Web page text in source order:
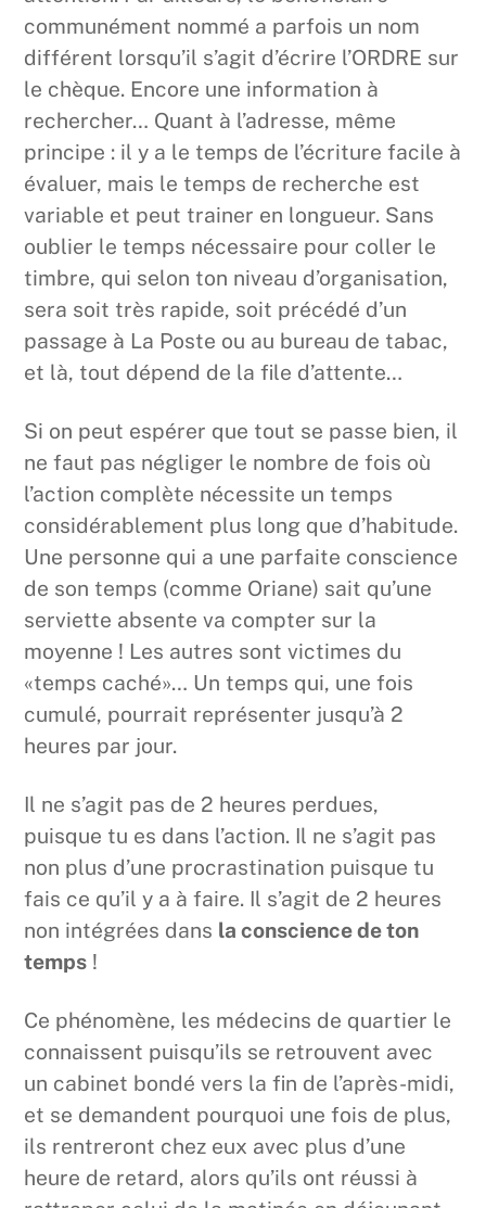
communément nommé a parfois un nom
différent lorsqu’il s’agit d’écrire l’ORDRE sur
le chèque. Encore une information à
rechercher… Quant à l’adresse, même
principe : il y a le temps de l’écriture facile à
évaluer, mais le temps de recherche est
variable et peut trainer en longueur. Sans
oublier le temps nécessaire pour coller le
timbre, qui selon ton niveau d’organisation,
sera soit très rapide, soit précédé d’un
passage à La Poste ou au bureau de tabac,
et là, tout dépend de la file d’attente…
Si on peut espérer que tout se passe bien, il
ne faut pas négliger le nombre de fois où
l’action complète nécessite un temps
considérablement plus long que d’habitude.
Une personne qui a une parfaite conscience
de son temps (comme Oriane) sait qu’une
serviette absente va compter sur la
moyenne ! Les autres sont victimes du
«temps caché»… Un temps qui, une fois
cumulé, pourrait représenter jusqu’à 2
heures par jour.
Il ne s’agit pas de 2 heures perdues,
puisque tu es dans l’action. Il ne s’agit pas
non plus d’une procrastination puisque tu
fais ce qu’il y a à faire. Il s’agit de 2 heures
non intégrées dans la conscience de ton
temps !
Ce phénomène, les médecins de quartier le
connaissent puisqu’ils se retrouvent avec
un cabinet bondé vers la fin de l’après-midi,
et se demandent pourquoi une fois de plus,
ils rentreront chez eux avec plus d’une
heure de retard, alors qu’ils ont réussi à